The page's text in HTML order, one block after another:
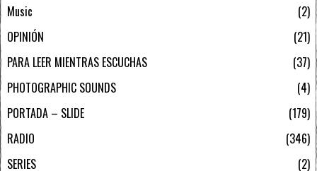
Music
2
OPINIÓN
21
PARA LEER MIENTRAS ESCUCHAS
37
PHOTOGRAPHIC SOUNDS
4
PORTADA – SLIDE
179
RADIO
346
SERIES
2